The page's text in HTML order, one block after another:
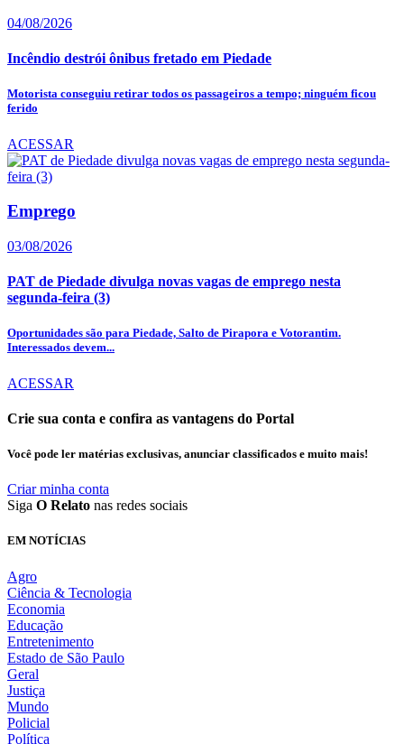
04/08/2026
Incêndio destrói ônibus fretado em Piedade
Motorista conseguiu retirar todos os passageiros a tempo; ninguém ficou
ferido
ACESSAR
Emprego
03/08/2026
PAT de Piedade divulga novas vagas de emprego nesta
segunda-feira (3)
Oportunidades são para Piedade, Salto de Pirapora e Votorantim.
Interessados devem...
ACESSAR
Crie sua conta e confira as vantagens do Portal
Você pode ler matérias exclusivas, anunciar classificados e muito mais!
Criar minha conta
Siga O Relato nas redes sociais
EM NOTÍCIAS
Agro
Ciência & Tecnologia
Economia
Educação
Entretenimento
Estado de São Paulo
Geral
Justiça
Mundo
Policial
Política